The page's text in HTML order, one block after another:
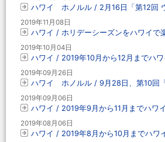
ハワイ ホノルル / 2月16日「第12回
2019年11月08日
ハワイ / ホリデーシーズンをハワイで
2019年10月04日
ハワイ / 2019年10月から12月までハ
2019年09月26日
ハワイ ホノルル / 9月28日、第10回
2019年09月06日
ハワイ / 2019年9月から11月までハワ
2019年08月06日
ハワイ / 2019年8月から10月までハワ